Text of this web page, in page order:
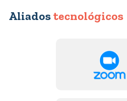
Aliados tecnológicos